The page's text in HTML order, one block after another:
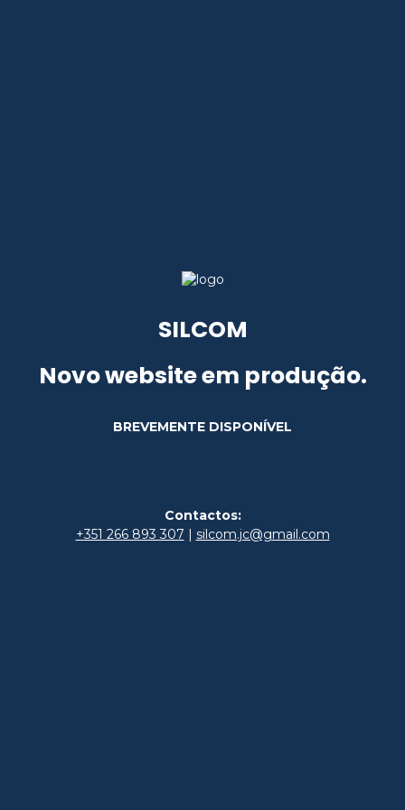
SILCOM
Novo website em produção.
BREVEMENTE DISPONÍVEL
Contactos:
+351 266 893 307 | silcom.jc@gmail.com